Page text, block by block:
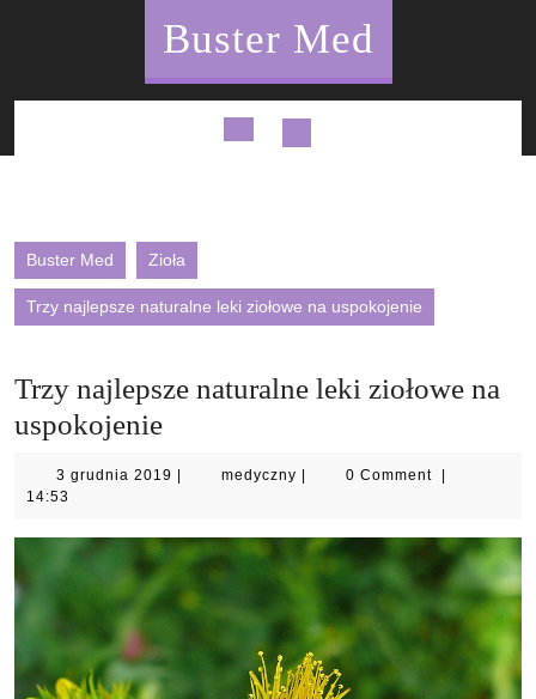
Buster Med
Open
Buster Med Zioła
Trzy najlepsze naturalne leki ziołowe na uspokojenie
Trzy najlepsze naturalne leki ziołowe na
uspokojenie
3 grudnia 2019 3
medyczny medyczny0 Comment
14:53